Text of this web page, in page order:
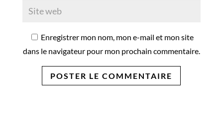
Enregistrer mon nom, mon e-mail et mon site
dans le navigateur pour mon prochain commentaire.